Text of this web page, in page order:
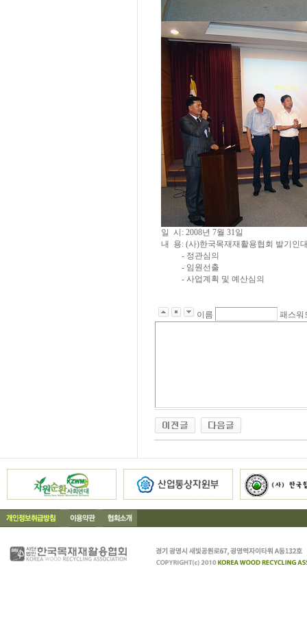
일 시: 2008년 7월 31일
내 용: (사)한국목재재활용협회 발기인
- 정관심의
- 임원선출
- 사업계획 및 예산심의
이름 패스